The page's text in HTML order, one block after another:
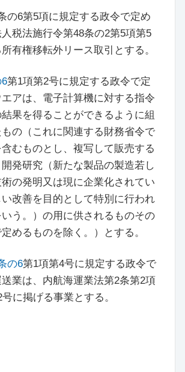
の6第5項に規定する政令で定め
税法施行令第48条の2第5項第5
有権移転外リース取引とする。
第1項第2号に規定する政令で定
アは、電子計算機に対する指令
果を得ることができるように組
の （ これに関連する財務省令で
むものとし、複写して販売する
発研究 （新たな製品の製造若し
術の発明又は現に企業化されてい
改善を目的として特別に行われ
う。
） の用に供されるものその
めるものを除く。
） とする。
の6第1項第4号に規定する政令で
業は、内航海運業法第2条第2項
に掲げる事業とする。